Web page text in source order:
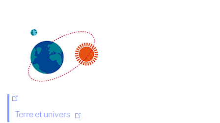
Terre et univers